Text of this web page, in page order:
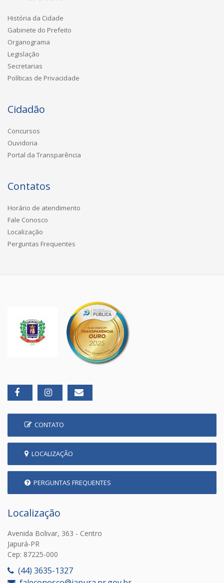
História da Cidade
Gabinete do Prefeito
Organograma
Legislação
Secretarias
Políticas de Privacidade
Cidadão
Concursos
Ouvidoria
Portal da Transparência
Contatos
Horário de atendimento
Fale Conosco
Localização
Perguntas Frequentes
CONTATO
LOCALIZAÇÃO
PERGUNTAS FREQUENTES
Localização
Avenida Bolivar, 363 - Centro
Japurá-PR
Cep: 87225-000
(44) 3635-1327